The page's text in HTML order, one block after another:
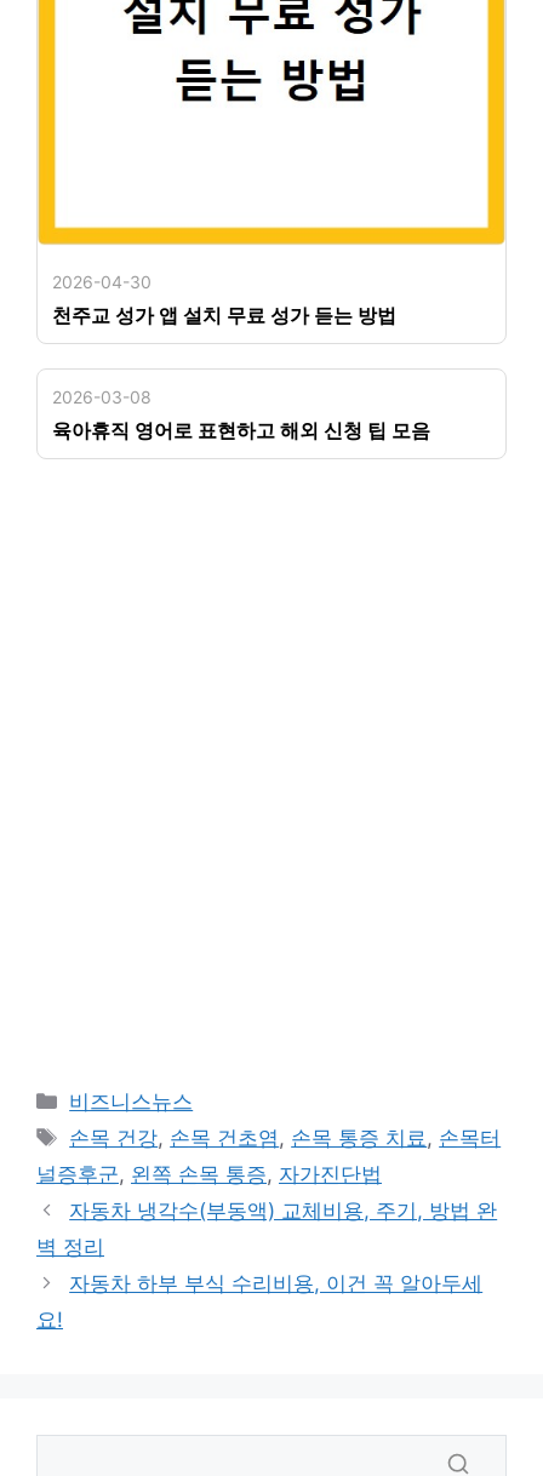
2026-04-30
천주교 성가 앱 설치 무료 성가 듣는 방법
2026-03-08
육아휴직 영어로 표현하고 해외 신청 팁 모음
카
테
리
비즈니스뉴스
태
그
손목 건강, 손목 건초염, 손목 통증 치료, 손목터
널증후군, 왼쪽 손목 통증, 자가진단법
자동차 냉각수(부동액) 교체비용, 주기, 방법 완
벽 정리
자동차 하부 부식 수리비용, 이건 꼭 알아두세
요!